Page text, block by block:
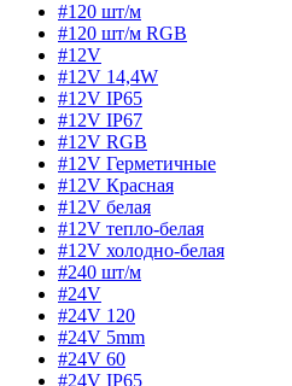
#120 шт/м
#120 шт/м RGB
#12V
#12V 14,4W
#12V IP65
#12V IP67
#12V RGB
#12V Герметичные
#12V Красная
#12V белая
#12V тепло-белая
#12V холодно-белая
#240 шт/м
#24V
#24V 120
#24V 5mm
#24V 60
#24V IP65